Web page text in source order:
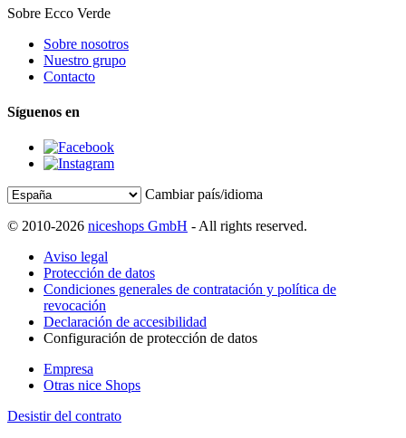
Sobre Ecco Verde
Sobre nosotros
Nuestro grupo
Contacto
Síguenos en
Cambiar país/idioma
© 2010-2026 niceshops GmbH - All rights reserved.
Aviso legal
Protección de datos
Condiciones generales de contratación y política de
revocación
Declaración de accesibilidad
Configuración de protección de datos
Empresa
Otras nice Shops
Desistir del contrato